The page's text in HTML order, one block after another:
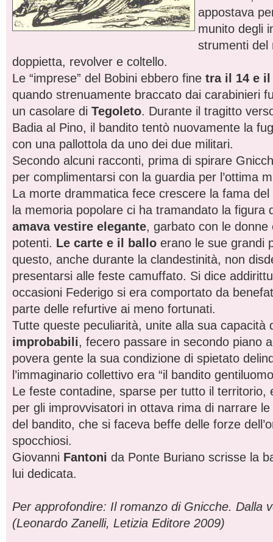
appostava
munito degli
strumenti del
doppietta, revolver e coltello.
Le “imprese” del Bobini ebbero fine tra il 14 e il
quando strenuamente braccato dai carabinieri
un casolare di Tegoleto. Durante il tragitto
Badia al Pino, il bandito tentò nuovamente la
con una pallottola da uno dei due militari.
Secondo alcuni racconti, prima di spirare
per complimentarsi con la guardia per l’ottima
La morte drammatica fece crescere la fama
la memoria popolare ci ha tramandato la figura
amava vestire elegante, garbato con le donne
potenti. Le carte e il ballo erano le sue grandi
questo, anche durante la clandestinità, non
presentarsi alle feste camuffato. Si dice
occasioni Federigo si era comportato da
parte delle refurtive ai meno fortunati.
Tutte queste peculiarità, unite alla sua capacità
improbabili, fecero passare in secondo piano
povera gente la sua condizione di spietato
l’immaginario collettivo era “il bandito
Le feste contadine, sparse per tutto il territorio,
per gli improvvisatori in ottava rima di narrare le
del bandito, che si faceva beffe delle forze
spocchiosi.
Giovanni Fantoni da Ponte Buriano scrisse la
lui dedicata.
Per approfondire: Il romanzo di Gnicche. Dalla
(Leonardo Zanelli, Letizia Editore 2009)